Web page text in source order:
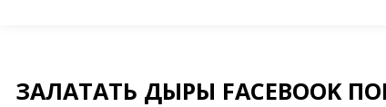
ЗАЛАТАТЬ ДЫРЫ FACEBOOK